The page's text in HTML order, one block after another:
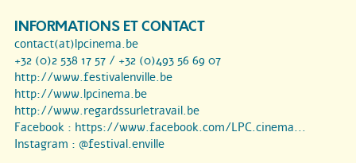
INFORMATIONS ET CONTACT
contact(at)lpcinema.be
+32 (0)2 538 17 57 / +32 (0)493 56 69 07
http://www.festivalenville.be
http://www.lpcinema.be
http://www.regardssurletravail.be
Facebook : https://www.facebook.com/LPC.cinema...
Instagram : @festival.enville